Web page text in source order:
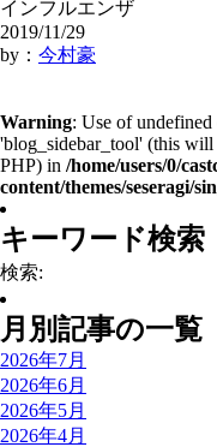
インフルエンザ
2019/11/29
by： 今村豪
Warning: Use of undefined
'blog_sidebar_tool' (this
PHP) in /home/users/0/
content/themes/seseragi/
キーワード検索
検索:
月別記事の一覧
2026年7月
2026年6月
2026年5月
2026年4月